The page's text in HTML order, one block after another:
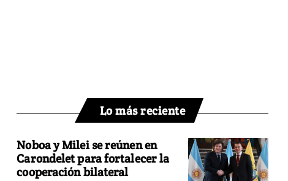
Lo más reciente
Noboa y Milei se reúnen en
Carondelet para fortalecer la
cooperación bilateral